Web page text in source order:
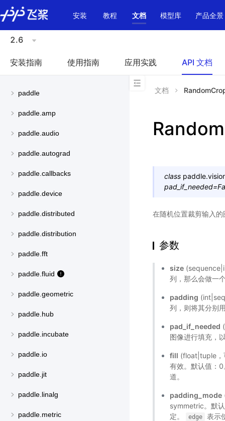
\u200E
安装
教程 文档 模型库 产品全景
2.6
安装指南 使用指南 应用实践 API 文档
paddle
paddle.amp
paddle.audio
paddle.autograd
paddle.callbacks
paddle.device
paddle.distributed
paddle.distribution
paddle.fft
paddle.fluid
paddle.geometric
paddle.hub
paddle.incubate
paddle.io
paddle.jit
paddle.linalg
paddle.metric
文档
class
pad_if_needed=
在随机位置裁剪输入的
参数
size
列，那么会做一
padding
列，则将其分别
pad_if_needed
图像进行填充，
fill (float|tuple，
有效。默认值：
道。
padding_mode
symmetric。默
定。
edge
表示